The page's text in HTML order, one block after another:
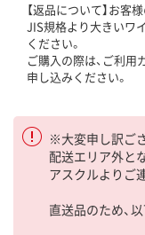
【返品について】お客
JIS規格より大きいワ
ください。
ご購入の際は、ご利用
申し込みください。
※大変申し訳ご
配送エリア外と
アスクルよりご
直送品のため、